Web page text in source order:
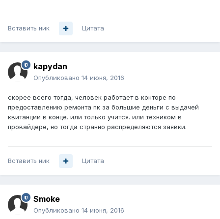
Вставить ник Цитата
kapydan
Опубликовано 14 июня, 2016
скорее всего тогда, человек работает в конторе по
предоставлению ремонта пк за большие деньги с выдачей
квитанции в конце. или только учится. или техником в
провайдере, но тогда странно распределяются заявки.
Вставить ник Цитата
Smoke
Опубликовано 14 июня, 2016